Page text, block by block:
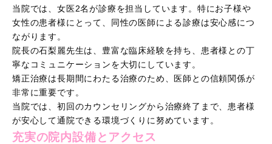
当院では、女医2名が診療を担当しています。特にお子様や
女性の患者様にとって、同性の医師による診療は安心感につ
ながります。
院長の石梨麗先生は、豊富な臨床経験を持ち、患者様との丁
寧なコミュニケーションを大切にしています。
矯正治療は長期間にわたる治療のため、医師との信頼関係が
非常に重要です。
当院では、初回のカウンセリングから治療終了まで、患者様
が安心して通院できる環境づくりに努めています。
充実の院内設備とアクセス